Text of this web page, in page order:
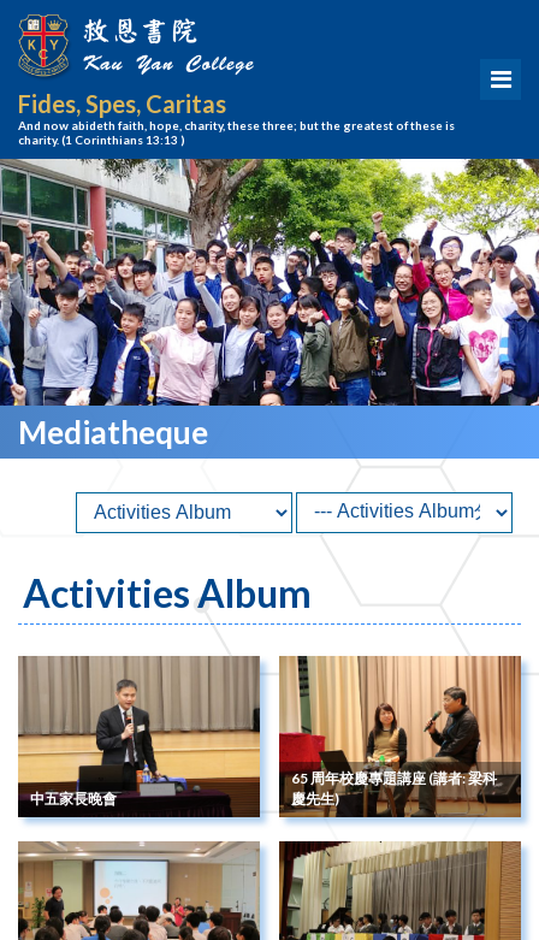
Fides, Spes, Caritas
And now abideth faith, hope, charity, these three; but the greatest of these is
charity.(1 Corinthians 13:13 )
Mediatheque
Activities Album
中五家長晚會
65 周年校慶專題講座 (講者: 梁科
慶先生)